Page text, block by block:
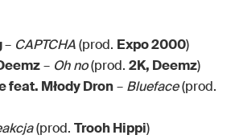
– CAPTCHA(prod. Expo 2000)
– Oh no(prod. 2K, Deemz)
feat. Młody Dron– Blueface(prod.
(prod. Trooh Hippi)